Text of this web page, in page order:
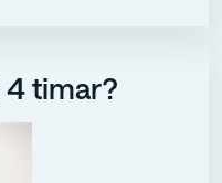
4 timar?